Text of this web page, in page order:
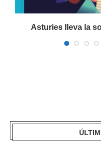
Asturies lleva la